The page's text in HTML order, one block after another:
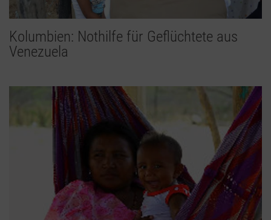
Kolumbien: Nothilfe für Geflüchtete aus
Venezuela